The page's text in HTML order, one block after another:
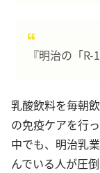
『明治の「R-
乳酸飲料を毎朝
の免疫ケアを行
中でも、明治乳
んでいる人が圧